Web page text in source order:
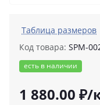
Таблица размеров
Код товара: SPM-
есть в наличии
1 880.00